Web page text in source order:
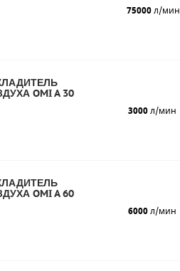
75000л/мин
OMI A 30
3000л/мин
OMI A 60
6000л/мин